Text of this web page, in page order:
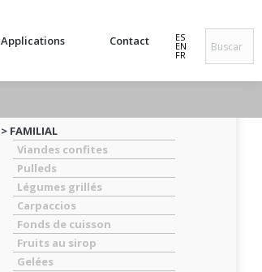
ES
EN
FR
Applications Contact
> FAMILIAL
Viandes confites
Pulleds
Légumes grillés
Carpaccios
Fonds de cuisson
Fruits au sirop
Gelées